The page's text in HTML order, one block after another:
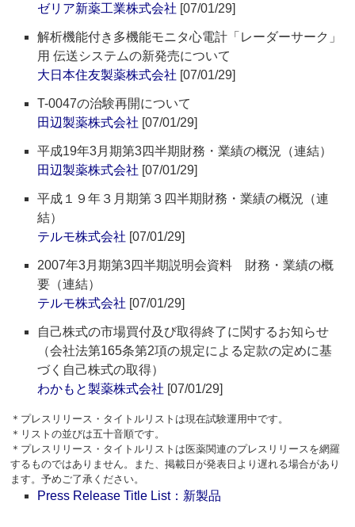
ゼリア新薬工業株式会社 [07/01/29]
解析機能付き多機能モニタ心電計「レーダーサーク」
用 伝送システムの新発売について
大日本住友製薬株式会社 [07/01/29]
T-0047の治験再開について
田辺製薬株式会社 [07/01/29]
平成19年3月期第3四半期財務・業績の概況（連結）
田辺製薬株式会社 [07/01/29]
平成１９年３月期第３四半期財務・業績の概況（連
結）
テルモ株式会社 [07/01/29]
2007年3月期第3四半期説明会資料 財務・業績の概
要（連結）
テルモ株式会社 [07/01/29]
自己株式の市場買付及び取得終了に関するお知らせ
（会社法第165条第2項の規定による定款の定めに基
づく自己株式の取得）
わかもと製薬株式会社 [07/01/29]
＊プレスリリース・タイトルリストは現在試験運用中です。
＊リストの並びは五十音順です。
＊プレスリリース・タイトルリストは医薬関連のプレスリリースを網羅
するものではありません。また、掲載日が発表日より遅れる場合があり
ます。予めご了承ください。
Press Release Title List：新製品